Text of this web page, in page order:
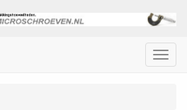
Menu